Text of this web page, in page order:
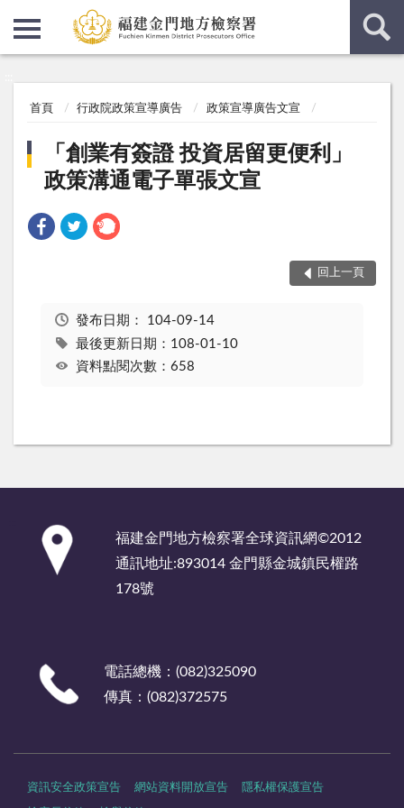
首頁 行政院政策宣導廣告 政策宣導廣告文宣
「創業有簽證 投資居留更便利」
政策溝通電子單張文宣
回上一頁
發布日期： 104-09-14
最後更新日期：108-01-10
資料點閱次數：658
福建金門地方檢察署全球資訊網©2012
通訊地址:893014 金門縣金城鎮民權路
178號
電話總機：(082)325090
傳真：(082)372575
資訊安全政策宣告 網站資料開放宣告 隱私權保護宣告